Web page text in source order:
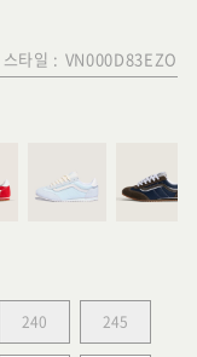
스타일 : VN000D83EZO
240 245